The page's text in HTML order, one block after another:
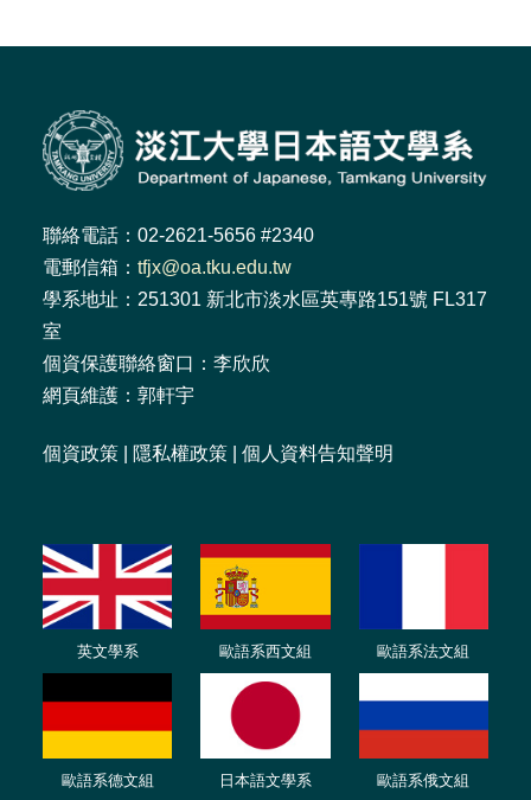
聯絡電話：02-2621-5656 #2340
電郵信箱： tfjx@oa.tku.edu.tw
學系地址：251301 新北市淡水區英專路151號 FL317
室
個資保護聯絡窗口：李欣欣
網頁維護：郭軒宇
個資政策 隱私權政策 個人資料告知聲明
英文學系 歐語系西文組 歐語系法文組
歐語系德文組 日本語文學系 歐語系俄文組